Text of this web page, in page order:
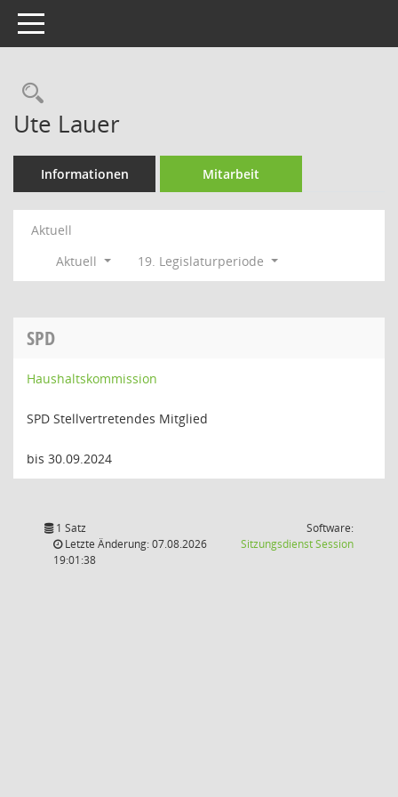
Toggle navigation
Rechercheauswahl
Ute Lauer
Informationen Mitarbeit
Aktuell
Aktuell
19. Legislaturperiode
SPD
Haushaltskommission
SPD Stellvertretendes Mitglied
bis 30.09.2024
1 Satz
Letzte Änderung: 07.08.2026
19:01:38
Software:
SitzungsdienstSession(Wird in